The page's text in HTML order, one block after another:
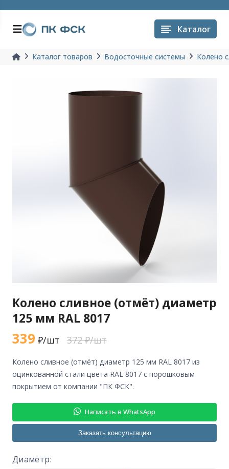
Каталог
Каталог товаров Водосточные системы Колено
Колено сливное (отмёт) диаметр
125 мм RAL 8017
339 ₽/шт 372 ₽/шт
колено сливное (отмёт) диаметр 125 мм RAL 8017 из
оцинкованной стали цвета RAL 8017 с порошковым
покрытием от компании "ПК ФСК".
Написать в WhatsApp
Заказать консультацию
Диаметр: